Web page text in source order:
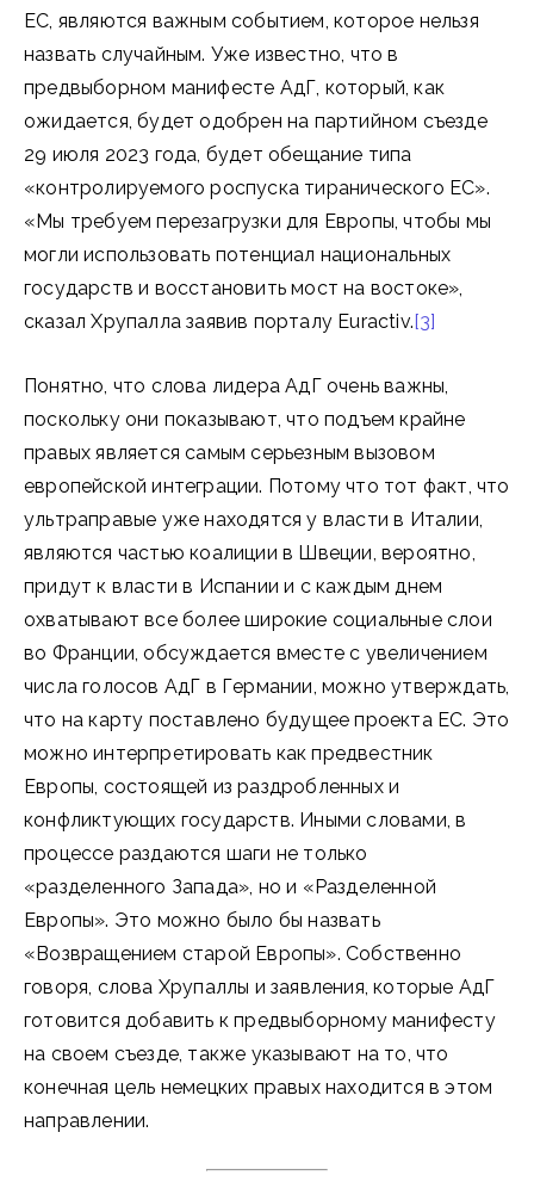
ЕС, являются важным событием, которое нельзя
назвать случайным. Уже известно, что в
предвыборном манифесте АдГ, который, как
ожидается, будет одобрен на партийном съезде
29 июля 2023 года, будет обещание типа
«контролируемого роспуска тиранического ЕС».
«Мы требуем перезагрузки для Европы, чтобы мы
могли использовать потенциал национальных
государств и восстановить мост на востоке»,
сказал Хрупалла заявив порталу Euractiv.[3]
Понятно, что слова лидера АдГ очень важны,
поскольку они показывают, что подъем крайне
правых является самым серьезным вызовом
европейской интеграции. Потому что тот факт, что
ультраправые уже находятся у власти в Италии,
являются частью коалиции в Швеции, вероятно,
придут к власти в Испании и с каждым днем
охватывают все более широкие социальные слои
во Франции, обсуждается вместе с увеличением
числа голосов АдГ в Германии, можно утверждать,
что на карту поставлено будущее проекта ЕС. Это
можно интерпретировать как предвестник
Европы, состоящей из раздробленных и
конфликтующих государств. Иными словами, в
процессе раздаются шаги не только
«разделенного Запада», но и «Разделенной
Европы». Это можно было бы назвать
«Возвращением старой Европы». Собственно
говоря, слова Хрупаллы и заявления, которые АдГ
готовится добавить к предвыборному манифесту
на своем съезде, также указывают на то, что
конечная цель немецких правых находится в этом
направлении.